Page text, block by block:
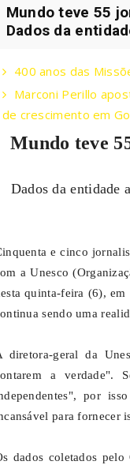
Mundo teve 55
Dados da
400 anos das
Marconi Perillo
de crescimento em
Mundo teve
Dados da entidade
e cinco
a Unesco
quinta-feira (6), em
sendo uma
diretora-geral da
a verdade".
por
para fornecer
dados coletados pelo